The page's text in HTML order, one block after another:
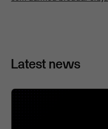
Latest news